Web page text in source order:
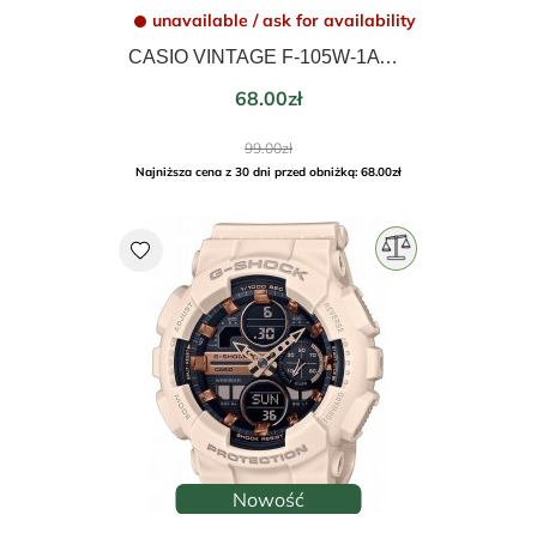
unavailable / ask for availability
CASIO VINTAGE F-105W-1AWYEF
Price
68.00zł
Regular
price
99.00zł
Najniższa cena z 30 dni przed obniżką: 68.00zł
Nowość
favorite